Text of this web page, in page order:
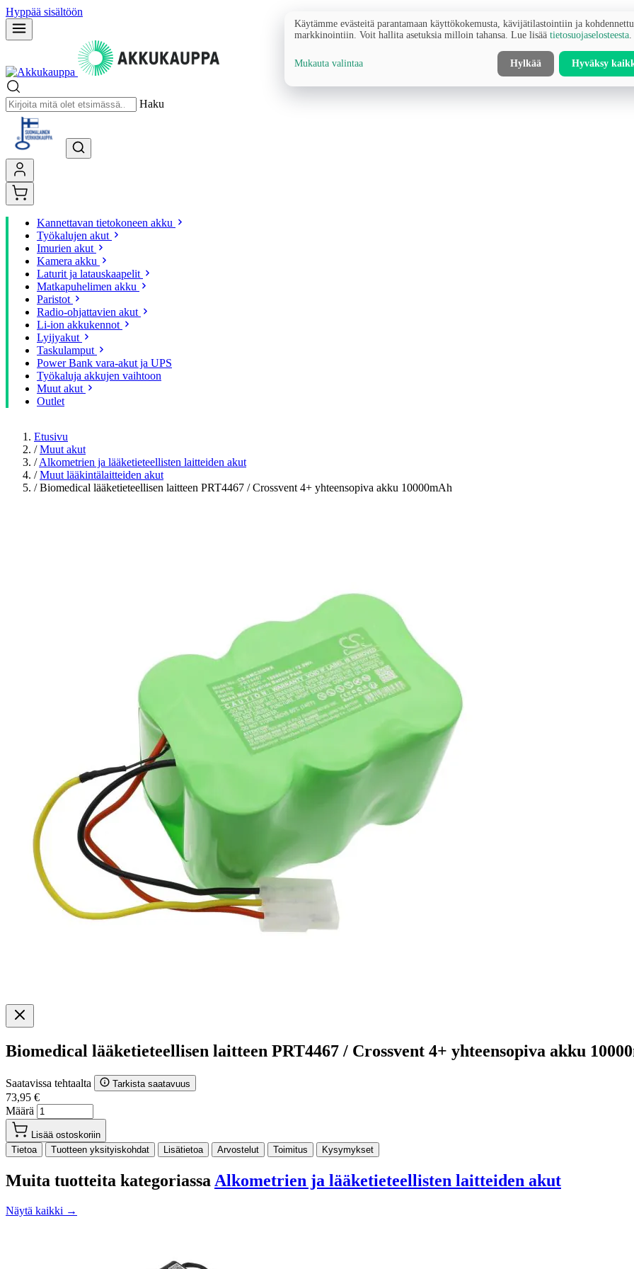
Hyppää sisältöön
Haku
Kannettavan tietokoneen akku
Työkalujen akut
Imurien akut
Kamera akku
Laturit ja latauskaapelit
Matkapuhelimen akku
Paristot
Radio-ohjattavien akut
Li-ion akkukennot
Lyijyakut
Taskulamput
Power Bank vara-akut ja UPS
Työkaluja akkujen vaihtoon
Muut akut
Outlet
Etusivu
/ Muut akut
/ Alkometrien ja lääketieteellisten laitteiden akut
/ Muut lääkintälaitteiden akut
/ Biomedical lääketieteellisen laitteen PRT4467 / Crossvent 4+ yhteensopiva akku 10000mAh
Biomedical lääketieteellisen laitteen PRT4467 / Crossvent 4+ yhteensopiva akku
Saatavissa tehtaalta Tarkista saatavuus
73,95 €
Määrä
Lisää ostoskoriin
Tietoa
Tuotteen yksityiskohdat Lisätietoa Arvostelut Toimitus Kysymykset
Muita tuotteita kategoriassa Alkometrien ja lääketieteellisten laitteiden akut
Näytä kaikki →
Käytämme evästeitä parantamaan käyttökokemusta, kävijätilastointiin ja
markkinointiin. Voit hallita asetuksia milloin tahansa. Lue lisää tietosuojaselosteesta
Mukauta valintaa Hylkää Hyväksy